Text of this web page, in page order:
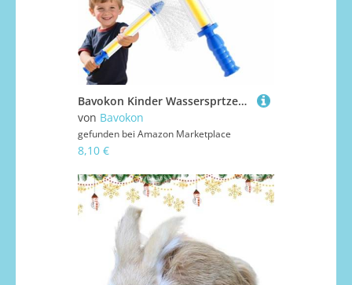
Bavokon Kinder Wassersprtzer - Wasserspielzeug Für Kleinkinder - Tragbares Kleinkindspielzeug Wasserspritzer Für Schwimmbad Camping Draussen Und Garten
von Bavokon
gefunden bei Amazon Marketplace
8,10 €